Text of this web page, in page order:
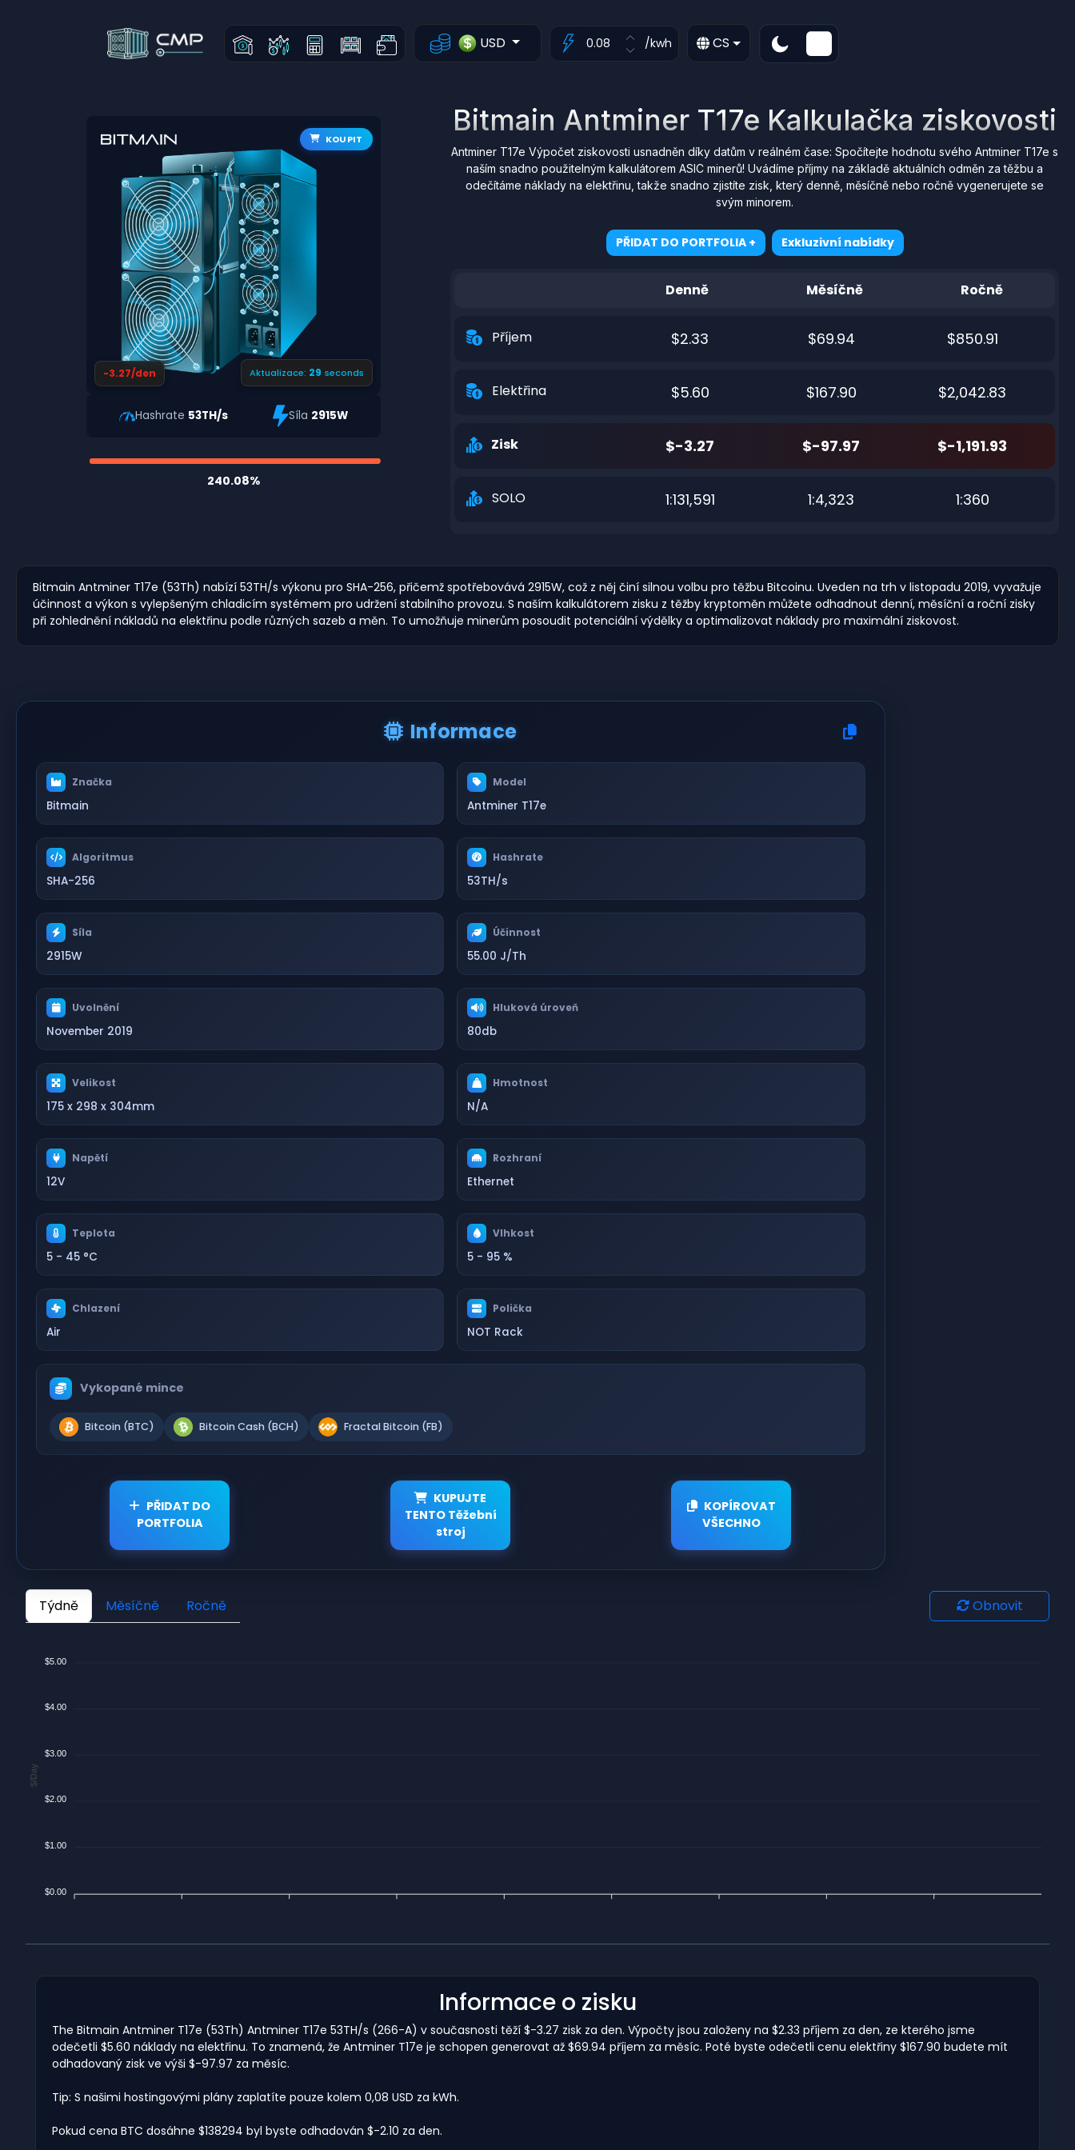
USD /kwh CS
KOUPIT
-3.27/den Aktualizace: 28 seconds
Hashrate 53TH/s Síla 2915W
240.08%
Bitmain Antminer T17e Kalkulačka ziskovosti
Antminer T17e Výpočet ziskovosti usnadněn díky datům v reálném čase: Spočítejte hodnotu svého Antminer T17e s
naším snadno použitelným kalkulátorem ASIC minerů! Uvádíme příjmy na základě aktuálních odměn za těžbu a
odečítáme náklady na elektřinu, takže snadno zjistíte zisk, který denně, měsíčně nebo ročně vygenerujete se
svým minorem.
PŘIDAT DO PORTFOLIA + Exkluzivní nabídky
Denně Měsíčně Ročně
Příjem $2.33 $69.94 $850.91
Elektřina $5.60 $167.90 $2,042.83
Zisk $-3.27 $-97.97 $-1,191.93
SOLO 1:131,591 1:4,323 1:360
Bitmain Antminer T17e (53Th) nabízí 53TH/s výkonu pro SHA-256, přičemž spotřebovává 2915W, což z něj činí silnou volbu pro těžbu Bitcoinu. Uveden na trh v listopadu 2019, vyvažuje
účinnost a výkon s vylepšeným chladicím systémem pro udržení stabilního provozu. S naším kalkulátorem zisku z těžby kryptoměn můžete odhadnout denní, měsíční a roční zisky
při zohlednění nákladů na elektřinu podle různých sazeb a měn. To umožňuje minerům posoudit potenciální výdělky a optimalizovat náklady pro maximální ziskovost.
Informace
Značka
Bitmain
Model
Antminer T17e
Algoritmus
SHA-256
Hashrate
53TH/s
Síla
2915W
Účinnost
55.00 J/Th
Uvolnění
November 2019
Hluková úroveň
80db
Velikost
175 x 298 x 304mm
Hmotnost
N/A
Napětí
12V
Rozhraní
Ethernet
Teplota
5 - 45 °C
Vlhkost
5 - 95 %
Chlazení
Air
Polička
NOT Rack
Vykopané mince
Bitcoin (BTC) Bitcoin Cash (BCH) Fractal Bitcoin (FB)
PŘIDAT DO
PORTFOLIA
KUPUJTE
TENTO Těžební
stroj
KOPÍROVAT
VŠECHNO
Týdně Měsíčně Ročně Obnovit
$5.00
$4.00
$3.00
$2.00
$1.00
$0.00
$/Day
Informace o zisku
The Bitmain Antminer T17e (53Th) Antminer T17e 53TH/s (266-A) v současnosti těží $-3.27 zisk za den. Výpočty jsou založeny na $2.33 příjem za den, ze kterého jsme
odečetli $5.60 náklady na elektřinu. To znamená, že Antminer T17e je schopen generovat až $69.94 příjem za měsíc. Poté byste odečetli cenu elektřiny $167.90 budete mít
odhadovaný zisk ve výši $-97.97 za měsíc.
Tip: S našimi hostingovými plány zaplatíte pouze kolem 0,08 USD za kWh.
Pokud cena BTC dosáhne $138294 byl byste odhadován $-2.10 za den.